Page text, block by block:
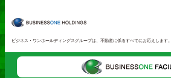
ビジネス・ワンホールディングスグループは、不動産に係るすべてにお応えします。